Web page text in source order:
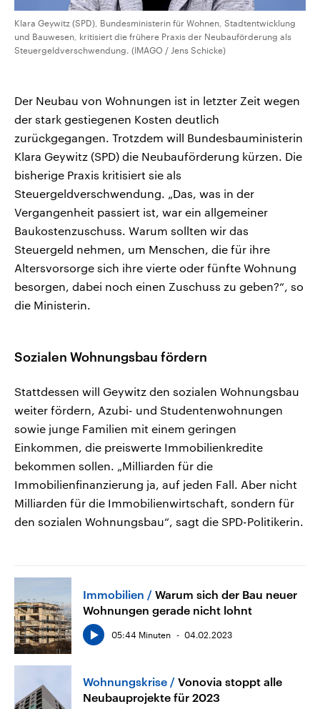
Klara Geywitz (SPD), Bundesministerin für Wohnen, Stadtentwicklung
und Bauwesen, kritisiert die frühere Praxis der Neubauförderung als
Steuergeldverschwendung. (IMAGO / Jens Schicke)
Der Neubau von Wohnungen ist in letzter Zeit wegen
der stark gestiegenen Kosten deutlich
zurückgegangen. Trotzdem will Bundesbauministerin
Klara Geywitz (SPD) die Neubauförderung kürzen. Die
bisherige Praxis kritisiert sie als
Steuergeldverschwendung. „Das, was in der
Vergangenheit passiert ist, war ein allgemeiner
Baukostenzuschuss. Warum sollten wir das
Steuergeld nehmen, um Menschen, die für ihre
Altersvorsorge sich ihre vierte oder fünfte Wohnung
besorgen, dabei noch einen Zuschuss zu geben?“, so
die Ministerin.
Sozialen Wohnungsbau fördern
Stattdessen will Geywitz den sozialen Wohnungsbau
weiter fördern, Azubi- und Studentenwohnungen
sowie junge Familien mit einem geringen
Einkommen, die preiswerte Immobilienkredite
bekommen sollen. „Milliarden für die
Immobilienfinanzierung ja, auf jeden Fall. Aber nicht
Milliarden für die Immobilienwirtschaft, sondern für
den sozialen Wohnungsbau“, sagt die SPD-Politikerin.
Immobilien
Warum sich der Bau neuer
Wohnungen gerade nicht lohnt
05:44 Minuten 04.02.2023
Wohnungskrise
Vonovia stoppt alle
Neubauprojekte für 2023